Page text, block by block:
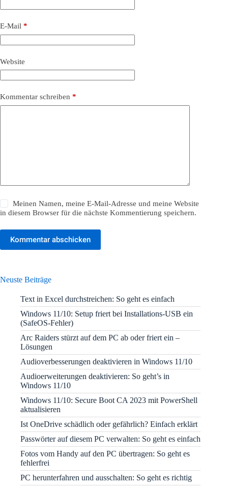
E-Mail *
Website
Kommentar schreiben *
Meinen Namen, meine E-Mail-Adresse und meine Website
in diesem Browser für die nächste Kommentierung speichern.
Kommentar abschicken
Neuste Beiträge
Text in Excel durchstreichen: So geht es einfach
Windows 11/10: Setup friert bei Installations-USB ein
(SafeOS-Fehler)
Arc Raiders stürzt auf dem PC ab oder friert ein –
Lösungen
Audioverbesserungen deaktivieren in Windows 11/10
Audioerweiterungen deaktivieren: So geht’s in
Windows 11/10
Windows 11/10: Secure Boot CA 2023 mit PowerShell
aktualisieren
Ist OneDrive schädlich oder gefährlich? Einfach erklärt
Passwörter auf diesem PC verwalten: So geht es einfach
Fotos vom Handy auf den PC übertragen: So geht es
fehlerfrei
PC herunterfahren und ausschalten: So geht es richtig